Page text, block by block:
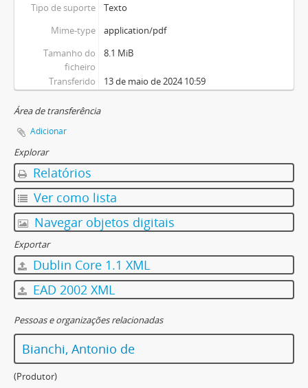
Tipo de suporte
Texto
Mime-type
application/pdf
Tamanho do
ficheiro
8.1 MiB
Transferido 13 de maio de 2024 10:59
Área de transferência
Adicionar
Explorar
Relatórios
Ver como lista
Navegar objetos digitais
Exportar
Dublin Core 1.1 XML
EAD 2002 XML
Pessoas e organizações relacionadas
Bianchi, Antonio de
(Produtor)